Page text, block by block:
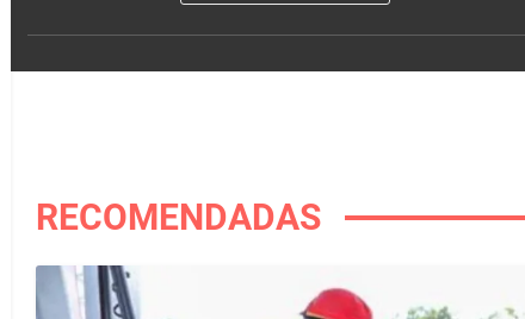
RECOMENDADAS